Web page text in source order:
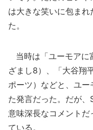
は大きな笑いに包ま
た。
当時は「ユーモアに
ざまし8）、「大谷翔
ポーツ）などと、ユ
た発言だった。だが
意味深長なコメント
ている。